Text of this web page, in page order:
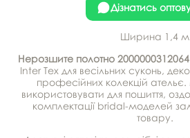
Дізнатись
Ширина 1,4 м
Нерозшите полотно 2000000312064
Inter Tex для весільних суконь,
професійних колекцій
використовувати для пошиття,
комплектації bridal-моделей
товару.